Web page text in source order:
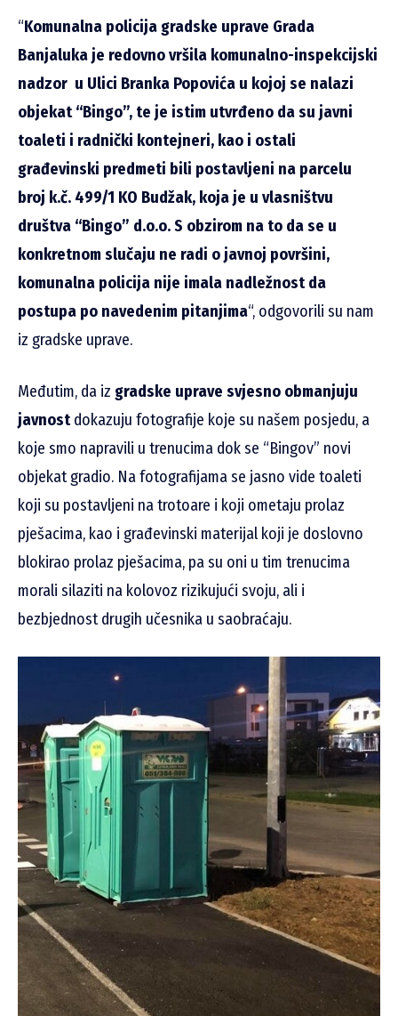
“Komunalna policija gradske uprave Grada
Banjaluka je redovno vršila komunalno-inspekcijski
nadzor u Ulici Branka Popovića u kojoj se nalazi
objekat “Bingo”, te je istim utvrđeno da su javni
toaleti i radnički kontejneri, kao i ostali
građevinski predmeti bili postavljeni na parcelu
broj k.č. 499/1 KO Budžak, koja je u vlasništvu
društva “Bingo” d.o.o. S obzirom na to da se u
konkretnom slučaju ne radi o javnoj površini,
komunalna policija nije imala nadležnost da
postupa po navedenim pitanjima“, odgovorili su nam
iz gradske uprave.
Međutim, da iz gradske uprave svjesno obmanjuju
javnostdokazuju fotografije koje su našem posjedu, a
koje smo napravili u trenucima dok se “Bingov” novi
objekat gradio. Na fotografijama se jasno vide toaleti
koji su postavljeni na trotoare i koji ometaju prolaz
pješacima, kao i građevinski materijal koji je doslovno
blokirao prolaz pješacima, pa su oni u tim trenucima
morali silaziti na kolovoz rizikujući svoju, ali i
bezbjednost drugih učesnika u saobraćaju.